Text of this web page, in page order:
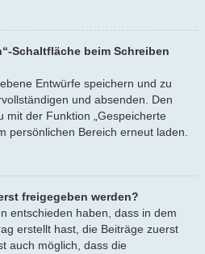
Schaltfläche beim Schreiben
Entwürfe speichern und zu
und absenden. Den
mit der Funktion „Gespeicherte
persönlichen Bereich erneut laden.
freigegeben werden?
entschieden haben, dass in dem
erstellt hast, die Beiträge zuerst
auch möglich, dass die